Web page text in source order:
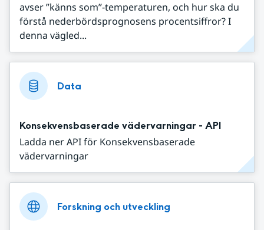
avser ”känns som”-temperaturen, och hur ska du
förstå nederbördsprognosens procentsiffror? I
denna vägled...
Data
Konsekvensbaserade vädervarningar - API
Ladda ner API för Konsekvensbaserade
vädervarningar
Forskning och utveckling